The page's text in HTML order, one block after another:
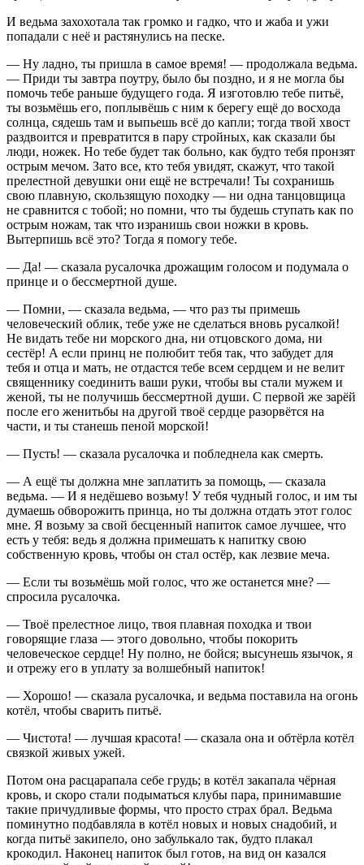
И ведьма захохотала так громко и гадко, что и жаба и ужи
попадали с неё и растянулись на песке.
— Ну ладно, ты пришла в самое время! — продолжала ведьма.
— Приди ты завтра поутру, было бы поздно, и я не могла бы
помочь тебе раньше будущего года. Я изготовлю тебе питьё,
ты возьмёшь его, поплывёшь с ним к берегу ещё до восхода
солнца, сядешь там и выпьешь всё до капли; тогда твой хвост
раздвоится и превратится в пару стройных, как сказали бы
люди, ножек. Но тебе будет так больно, как будто тебя пронзят
острым мечом. Зато все, кто тебя увидят, скажут, что такой
прелестной девушки они ещё не встречали! Ты сохранишь
свою плавную, скользящую походку — ни одна танцовщица
не сравнится с тобой; но помни, что ты будешь ступать как по
острым ножам, так что изранишь свои ножки в кровь.
Вытерпишь всё это? Тогда я помогу тебе.
— Да! — сказала русалочка дрожащим голосом и подумала о
принце и о бессмертной душе.
— Помни, — сказала ведьма, — что раз ты примешь
человеческий облик, тебе уже не сделаться вновь русалкой!
Не видать тебе ни морского дна, ни отцовского дома, ни
сестёр! А если принц не полюбит тебя так, что забудет для
тебя и отца и мать, не отдастся тебе всем сердцем и не велит
священнику соединить ваши руки, чтобы вы стали мужем и
женой, ты не получишь бессмертной души. С первой же зарёй
после его женитьбы на другой твоё сердце разорвётся на
части, и ты станешь пеной морской!
— Пусть! — сказала русалочка и побледнела как смерть.
— А ещё ты должна мне заплатить за помощь, — сказала
ведьма. — И я недёшево возьму! У тебя чудный голос, и им ты
думаешь обворожить принца, но ты должна отдать этот голос
мне. Я возьму за свой бесценный напиток самое лучшее, что
есть у тебя: ведь я должна примешать к напитку свою
собственную кровь, чтобы он стал остёр, как лезвие меча.
— Если ты возьмёшь мой голос, что же останется мне? —
спросила русалочка.
— Твоё прелестное лицо, твоя плавная походка и твои
говорящие глаза — этого довольно, чтобы покорить
человеческое сердце! Ну полно, не бойся; высунешь язычок, я
и отрежу его в уплату за волшебный напиток!
— Хорошо! — сказала русалочка, и ведьма поставила на огонь
котёл, чтобы сварить питьё.
— Чистота! — лучшая красота! — сказала она и обтёрла котёл
связкой живых ужей.
Потом она расцарапала себе грудь; в котёл закапала чёрная
кровь, и скоро стали подыматься клубы пара, принимавшие
такие причудливые формы, что просто страх брал. Ведьма
поминутно подбавляла в котёл новых и новых снадобий, и
когда питьё закипело, оно забулькало так, будто плакал
крокодил. Наконец напиток был готов, на вид он казался